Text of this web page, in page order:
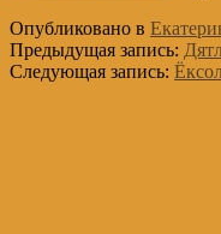
Опубликовано в
Предыдущая запись:
Следующая запись: